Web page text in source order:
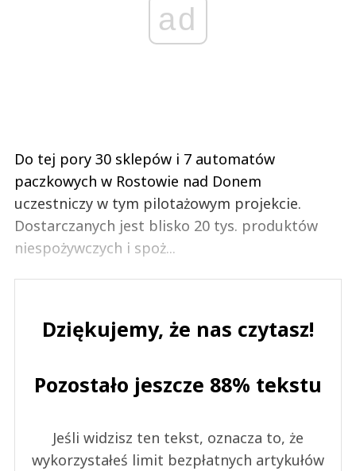
ad
Do tej pory 30 sklepów i 7 automatów
paczkowych w Rostowie nad Donem
uczestniczy w tym pilotażowym projekcie.
Dostarczanych jest blisko 20 tys. produktów
niespożywczych i spoż...
Dziękujemy, że nas czytasz!
Pozostało jeszcze 88% tekstu
Jeśli widzisz ten tekst, oznacza to, że
wykorzystałeś limit bezpłatnych artykułów